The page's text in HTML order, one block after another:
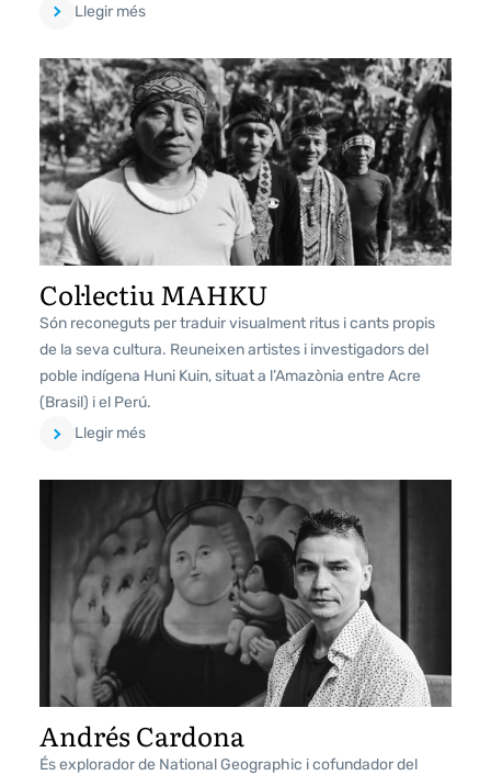
Llegir més
Col·lectiu MAHKU
Són reconeguts per traduir visualment ritus i cants propis
de la seva cultura. Reuneixen artistes i investigadors del
poble indígena Huni Kuin, situat a l’Amazònia entre Acre
(Brasil) i el Perú.
Llegir més
Andrés Cardona
És explorador de National Geographic i cofundador del